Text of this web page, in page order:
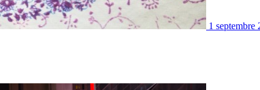
1 septembre